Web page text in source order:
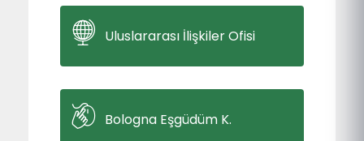
Uluslararası İlişkiler Ofisi
Bologna Eşgüdüm K.